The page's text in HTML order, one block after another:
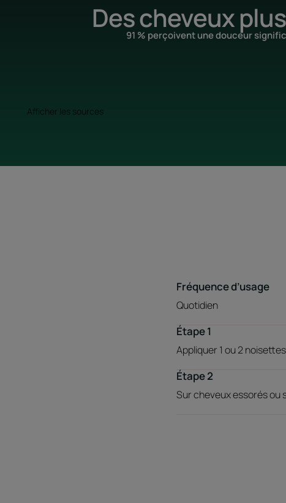
Des cheveux
91 % perçoivent une douceur
Afficher les sources
Fréquence d’usage
Quotidien
Étape 1
Appliquer 1 ou 2
Étape 2
Sur cheveux essorés ou